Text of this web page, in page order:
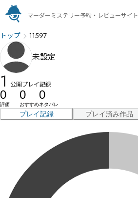
マーダーミステリー予約・レビューサイト
トップ 11597
未設定
1 公開プレイ記録
0
評価
0
おすすめ
0
ネタバレ
プレイ記録 プレイ済み作品